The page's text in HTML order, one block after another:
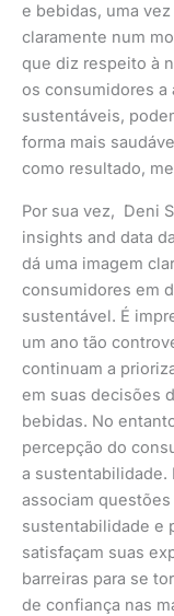
e bebidas, uma
claramente num
que diz respeito à
os consumidores a
sustentáveis,
forma mais
como resultado,
Por sua vez, Deni
insights and data
dá uma imagem
consumidores em
sustentável. É
um ano tão
continuam a
em suas decisões
bebidas. No
percepção do
a sustentabilidade.
associam
sustentabilidade e
satisfaçam suas
barreiras para se
de confiança nas